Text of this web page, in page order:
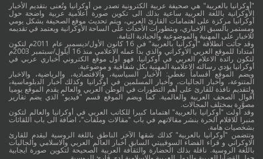
"أوكرانيا بالعربية" هي صحيفة عربية الكترونية تصدر من أوكرانيا وتُعنى بتقديم الأخبار
الأوكرانية باللغة العربية ساعية بذلك الى تكوين صورة اعلامية عربية واضحة حول
أوكرانيا مركزة على اهتمامات القارئ العربي، ويتم تحديث موقع الصحيفة بشكل يومي
ومستمر بالسبق الإخباري، وبتطورات الأحداث على الساحة الأوكرانية ويعتمد في تقديمه
للاخبار على المهنية والموضوعية والحيادية التامة.
وقد جائت انطلاقة "أوكرانيا بالعربية" في 16 كانون الأول/ديسمبر عام 2011م لتكون
امتدادا للموقع العربي الاوكراني والذي بدأ عمله الاعلامي منذ 16 أيلول/سبتمبر 2003م
لتكون رائدة الاعلام العربي في أوكرانيا. فهو أول موقع الكتروني أخباري عربي في
أوكرانيا يؤدي رسالته الاعلامية المهنية بكل شفافية و موضوعية.
ويضم الموقع أقساماً تغطي: الأخبار السياسية، والاقتصادية، والرياضية، والاخبار
المتنوعة، وأخبار الجاليات، وأخبار المسلمين في أوكرانيا وكذلك أخبار الدبلوماسية،
ولتقديم نافذة للقارئ على أهم التطورات في الوطن العربي والعالم يقدم الموقع يوميا
أقوال الصحف العربية والعالمية. كما ويضم الموقع قسم "فيديو" الذي يضم تقارير
مصوَّرة بمختلف المجالات.
وقد أولت "أوكرانيا بالعربية" اهتماما كبيرا للكاتب العربي في أوكرانيا والعالم لتكون
منبرا للاقلام الحرة بنشر مقالاتهم في باب "مقالات وملفات"، اضافة الى باب اللقائات
بشخصيات هامة.
وتتضمن "أوكرانيا بالعربية" كذلك شقها الآخر الناطق باللغة الروسية ليقدم للقارئ
الاوكراني و قراء الفضاء السوفييتي السابق أخبار العالم العربي والاسلامي والجاليات
باللغة الروسية. ناقلة بذلك الحضارة والثقافة العربية الصحيحة لتكوين صورة ايجابية